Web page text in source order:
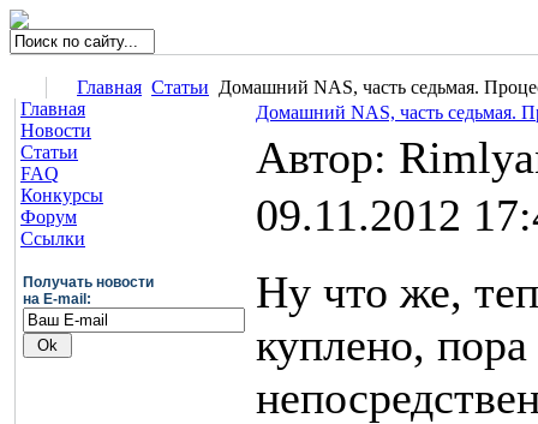
Главная Статьи Домашний NAS, часть седьмая.
Главная
Новости
Статьи
FAQ
Конкурсы
Форум
Ссылки
Получать новости
на E-mail:
Домашний NAS, часть седьмая.
Автор:
09.11.2012
Ну что же,
куплено, пора